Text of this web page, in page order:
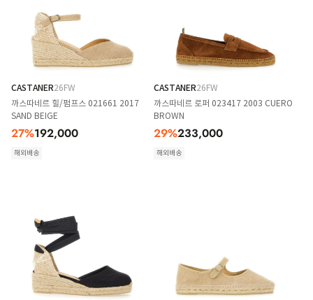
CASTANER26FW
까스따네르 힐/펌프스 021661 2017
SAND BEIGE
27%192,000
해외배송
CASTANER26FW
까스따네르 로퍼 023417 2003 CUERO
BROWN
29%233,000
해외배송